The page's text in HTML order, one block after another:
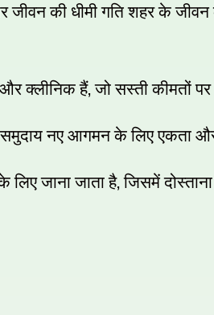
जीवन की धीमी गति शहर के
क्लीनिक हैं,जो सस्ती कीमतों
समुदाय नए आगमन के लिए एकता
लिए जाना जाता है,जिसमें